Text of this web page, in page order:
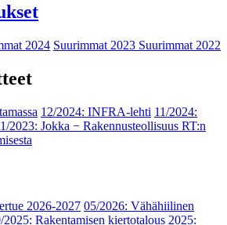
2024 Suurimmat 2023 Suurimmat 2022
12/2024: INFRA-lehti 11/2024:
2023: Jokka − Rakennusteollisuus RT:n
2026-2027 05/2026: Vähähiilinen
2025: Rakentamisen kiertotalous 2025: